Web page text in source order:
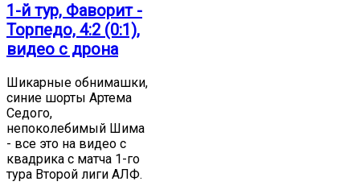
1-й тур, Фаворит -
Торпедо, 4:2 (0:1),
видео с дрона
Шикарные обнимашки,
синие шорты Артема
Седого,
непоколебимый Шима
- все это на видео с
квадрика с матча 1-го
тура Второй лиги АЛФ.